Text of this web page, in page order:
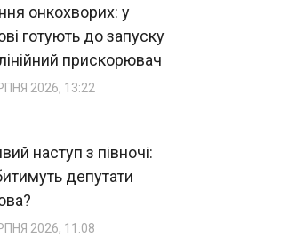
онкохворих: у
готують до запуску
прискорювач
2026, 13:22
наступ з півночі:
депутати
2026, 11:08